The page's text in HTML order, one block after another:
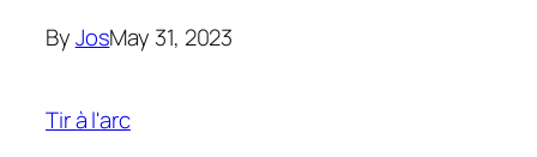
ByJosMay 31, 2023
Tir à l'arc